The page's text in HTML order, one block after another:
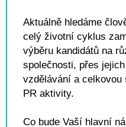
Aktuálně hledáme
celý životní cyklus
výběru kandidátů na
společnosti, přes
vzdělávání a celkovou
PR aktivity.
Co bude Vaší hlavní